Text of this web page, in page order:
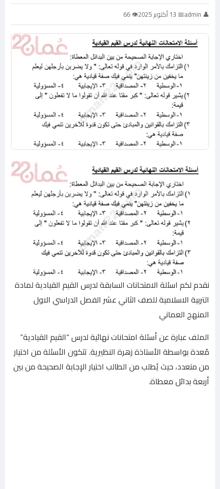
👤 admin 📅 13 أكتوبر 2025 👁 66
نقدم لكم اسئلة الامتحانات السابقة لدرس القيم القيادية لمادة
التربية الاسلامية للصف الثاني عشر الفصل الدراسي الاول
المنهج العماني
الملف عبارة عن أسئلة امتحانات نهائية لدرس “القيم القيادية”
مُعدة بواسطة الأستاذة زهرة النظيرية. تتكون الأسئلة من اختيار
من متعدد، حيث يُطلب من الطالب اختيار الإجابة الصحيحة من بين
أربعة بدائل معطاة.